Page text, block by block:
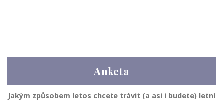
Anketa
Jakým způsobem letos chcete trávit (a asi i budete) letní